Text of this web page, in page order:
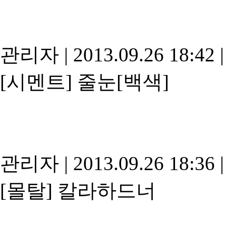
관리자 | 2013.09.26 18:42 |
[시멘트] 줄눈[백색]
관리자 | 2013.09.26 18:36 |
[몰탈] 칼라하드너